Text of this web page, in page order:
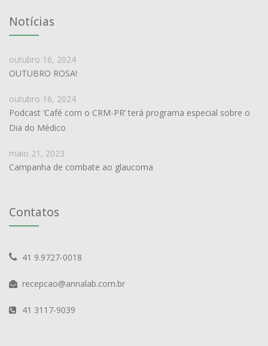
Notícias
outubro 16, 2024
OUTUBRO ROSA!
outubro 16, 2024
Podcast ‘Café com o CRM-PR’ terá programa especial sobre o
Dia do Médico
maio 21, 2023
Campanha de combate ao glaucoma
Contatos
41 9.9727-0018
recepcao@annalab.com.br
41 3117-9039